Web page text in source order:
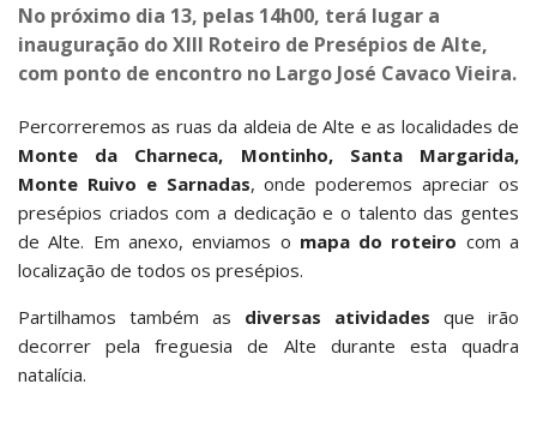
No próximo dia 13, pelas 14h00, terá lugar a
inauguração do XIII Roteiro de Presépios de Alte,
com ponto de encontro no Largo José Cavaco Vieira.
Percorreremos as ruas da aldeia de Alte e as localidades de
Monte da Charneca, Montinho, Santa Margarida,
Monte Ruivo e Sarnadas, onde poderemos apreciar os
presépios criados com a dedicação e o talento das gentes
de Alte. Em anexo, enviamos o mapa do roteiro com a
localização de todos os presépios.
Partilhamos também as diversas atividades que irão
decorrer pela freguesia de Alte durante esta quadra
natalícia.